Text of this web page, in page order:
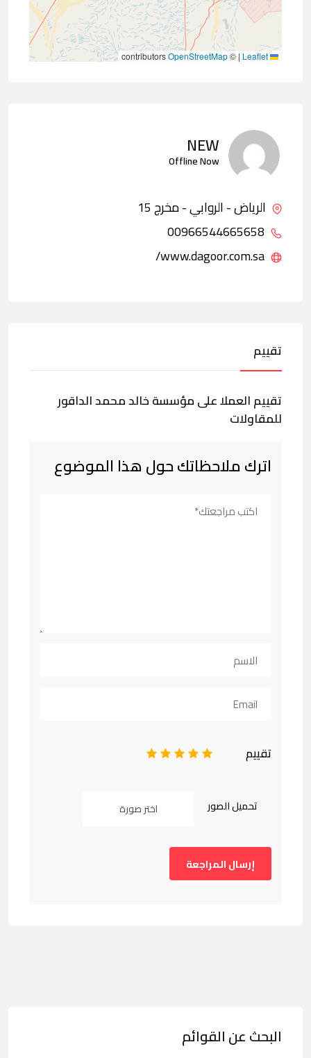
|
©
OpenStreetMap
NEW
Offline Now
الرياض - الروابي - مخرج 15
تقييم
تقييم العملا على مؤسسة خالد محمد الداقور
للمقاولات
اترك ملاحظاتك حول هذا الموضوع
تقييم 5
4
3
2
تحميل الصور اختر صورة
البحث عن القوائم